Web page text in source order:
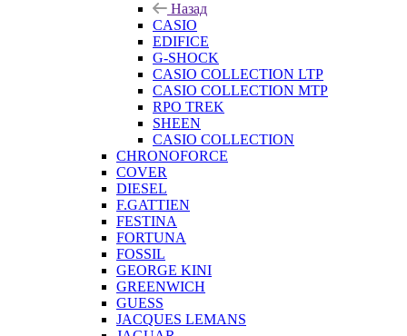
Назад
CASIO
EDIFICE
G-SHOCK
CASIO COLLECTION LTP
CASIO COLLECTION MTP
RPO TREK
SHEEN
CASIO COLLECTION
CHRONOFORCE
COVER
DIESEL
F.GATTIEN
FESTINA
FORTUNA
FOSSIL
GEORGE KINI
GREENWICH
GUESS
JACQUES LEMANS